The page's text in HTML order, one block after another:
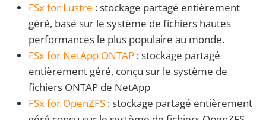
FSx for Lustre : stockage partagé entièrement
géré, basé sur le système de fichiers hautes
performances le plus populaire au monde.
FSx for NetApp ONTAP : stockage partagé
entièrement géré, conçu sur le système de
fichiers ONTAP de NetApp
FSx for OpenZFS : stockage partagé entièrement